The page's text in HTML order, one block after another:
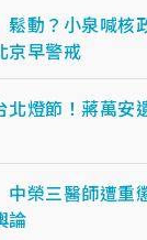
鬆動？小泉喊核
早警戒
北燈節！蔣萬安
榮三醫師遭
論